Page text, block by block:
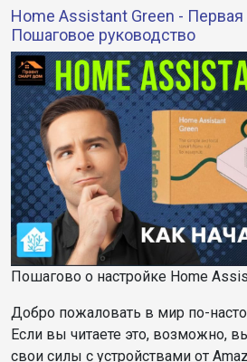
Home Assistant Green - Первая
Пошаговое руководство
Пошагово о настройке Home
Добро пожаловать в мир по-
Если вы читаете это, возможно,
свои силы с устройствами от